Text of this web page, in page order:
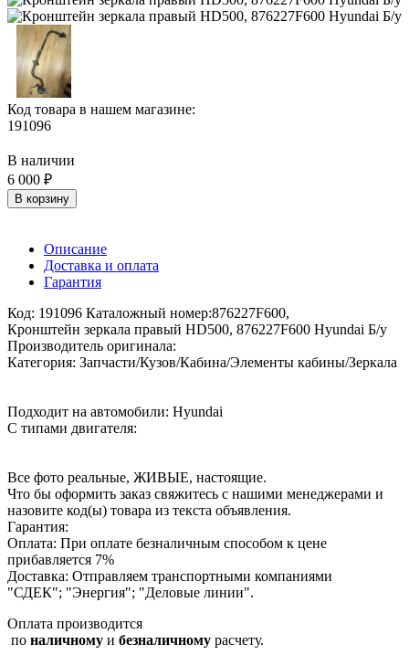
Код товара в нашем магазине:
191096
В наличии
6 000 ₽
В корзину
Описание
Доставка и оплата
Гарантия
Код: 191096 Каталожный номер:876227F600,
Кронштейн зеркала правый HD500, 876227F600 Hyundai Б/у
Производитель оригинала:
Категория: Запчасти/Кузов/Кабина/Элементы кабины/Зеркала
Подходит на автомобили: Hyundai
С типами двигателя:
Все фото реальные, ЖИВЫЕ, настоящие.
Что бы оформить заказ свяжитесь с нашими менеджерами и
назовите код(ы) товара из текста объявления.
Гарантия:
Оплата: При оплате безналичным способом к цене
прибавляется 7%
Доставка: Отправляем транспортными компаниями
"СДЕК"; "Энергия"; "Деловые линии".
Оплата производится
по наличному и безналичному расчету.